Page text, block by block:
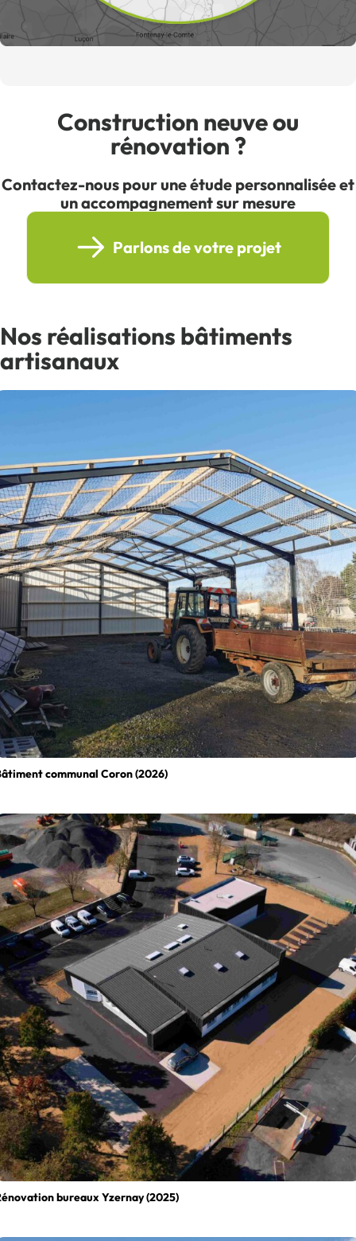
Construction neuve ou
rénovation ?
Contactez-nous pour une étude personnalisée et
un accompagnement sur mesure
Parlons de votre projet
Nos réalisations bâtiments
artisanaux
communal Coron (2026)
bureaux Yzernay (2025)